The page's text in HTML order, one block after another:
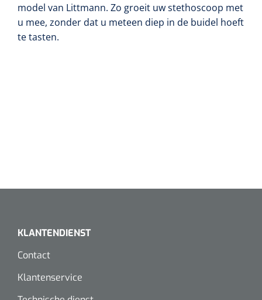
model van Littmann. Zo groeit uw stethoscoop met
u mee, zonder dat u meteen diep in de buidel hoeft
te tasten.
KLANTENDIENST
Contact
Klantenservice